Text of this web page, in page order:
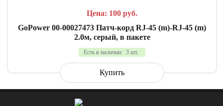
Цена: 100 руб.
GoPower 00-00027473 Патч-корд RJ-45 (m)-RJ-45 (m)
2.0м, серый, в пакете
Есть в наличии: 3 шт.
Купить